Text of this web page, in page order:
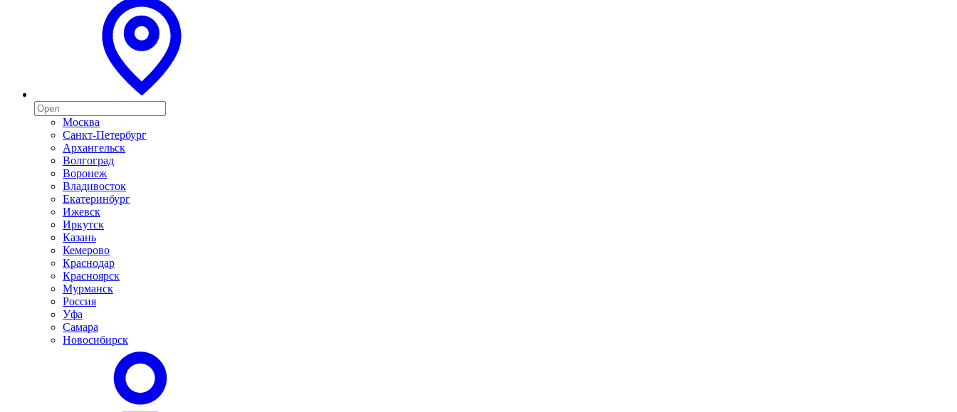
Москва
Санкт-Петербург
Архангельск
Волгоград
Воронеж
Владивосток
Екатеринбург
Ижевск
Иркутск
Казань
Кемерово
Краснодар
Красноярск
Мурманск
Россия
Уфа
Самара
Новосибирск